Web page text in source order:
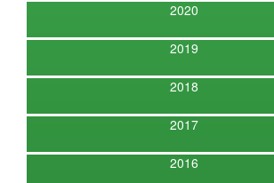
2020
2019
2018
2017
2016